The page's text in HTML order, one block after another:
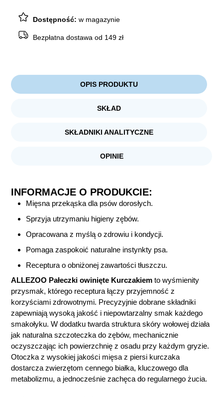
Dostępność:w magazynie
Bezpłatna dostawa od 149 zł
OPIS PRODUKTU
SKŁAD
SKŁADNIKI ANALITYCZNE
OPINIE
INFORMACJE O PRODUKCIE:
Mięsna przekąska dla psów dorosłych.
Sprzyja utrzymaniu higieny zębów.
Opracowana z myślą o zdrowiu i kondycji.
Pomaga zaspokoić naturalne instynkty psa.
Receptura o obniżonej zawartości tłuszczu.
ALLEZOO Pałeczki owinięte Kurczakiem to wyśmienity
przysmak, którego receptura łączy przyjemność z
korzyściami zdrowotnymi. Precyzyjnie dobrane składniki
zapewniają wysoką jakość i niepowtarzalny smak każdego
smakołyku. W dodatku twarda struktura skóry wołowej działa
jak naturalna szczoteczka do zębów, mechanicznie
oczyszczając ich powierzchnię z osadu przy każdym gryzie.
Otoczka z wysokiej jakości mięsa z piersi kurczaka
dostarcza zwierzętom cennego białka, kluczowego dla
metabolizmu, a jednocześnie zachęca do regularnego żucia.